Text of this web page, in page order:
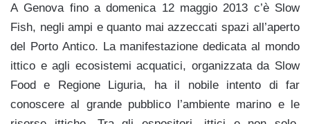
A Genova fino a domenica 12 maggio 2013 c’è Slow
Fish, negli ampi e quanto mai azzeccati spazi all’aperto
del Porto Antico. La manifestazione dedicata al mondo
ittico e agli ecosistemi acquatici, organizzata da Slow
Food e Regione Liguria, ha il nobile intento di far
conoscere al grande pubblico l’ambiente marino e le